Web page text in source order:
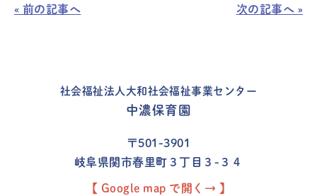
« 前の記事へ 次の記事へ »
社会福祉法人大和社会福祉事業センター
中濃保育園
〒501-3901
岐阜県関市春里町３丁目３-３４
【 Google map で開く→ 】